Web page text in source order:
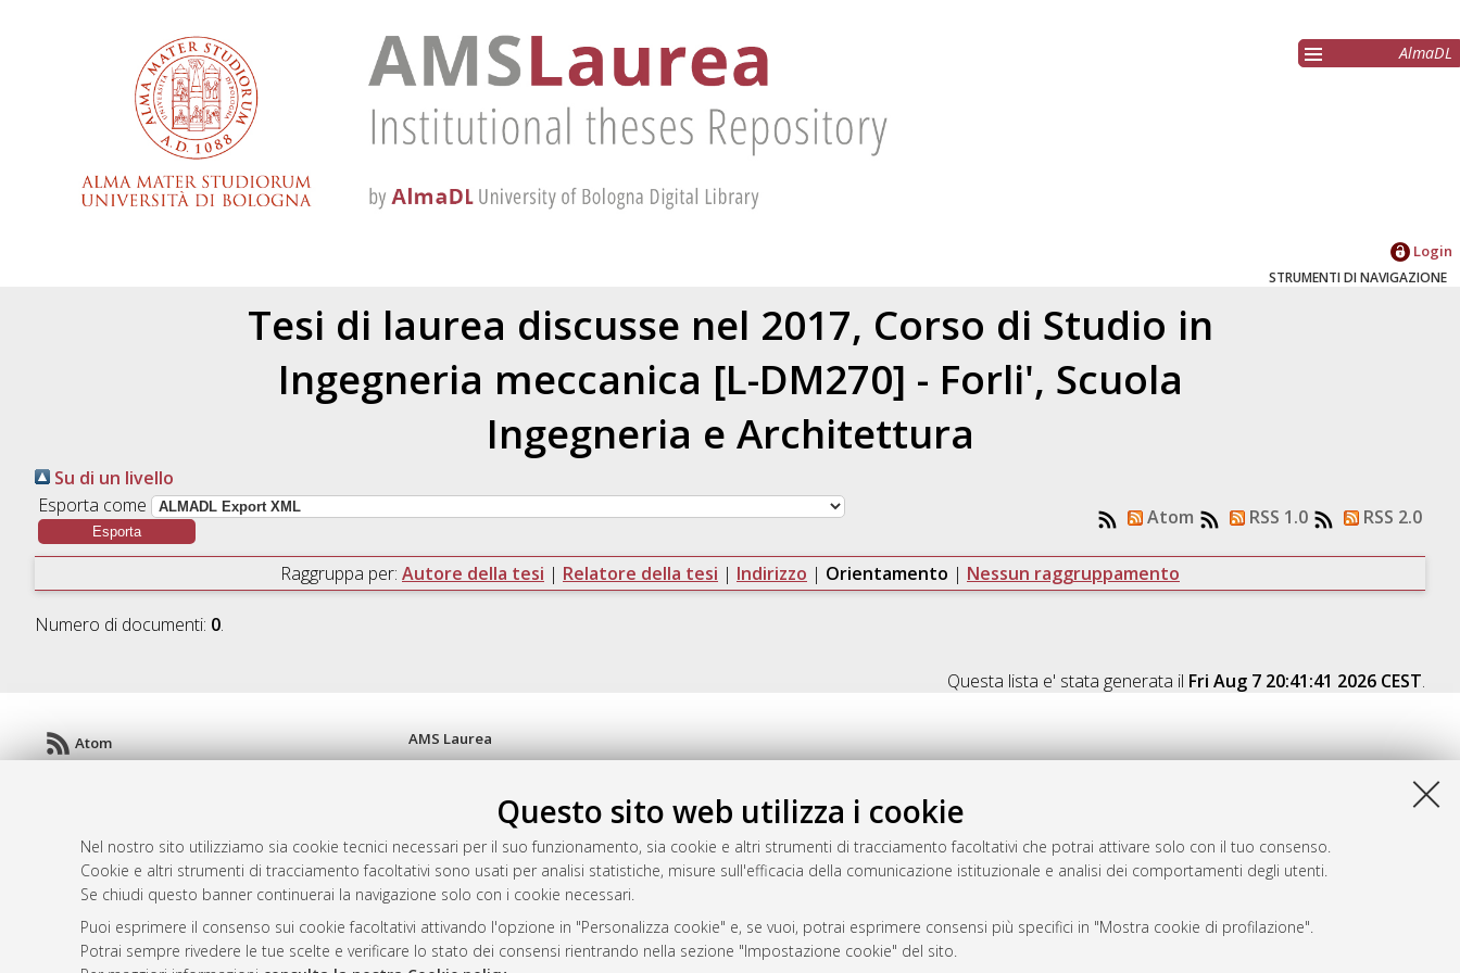
Questo sito web utilizza i cookie
Nel nostro sito utilizziamo sia cookie tecnici necessari per il suo funzionamento, sia cookie e altri strumenti di tracciamento facoltativi che potrai attivare solo con il tuo consenso.
Cookie e altri strumenti di tracciamento facoltativi sono usati per analisi statistiche, misure sull'efficacia della comunicazione istituzionale e analisi dei comportamenti degli utenti.
Se chiudi questo banner continuerai la navigazione solo con i cookie necessari.
Puoi esprimere il consenso sui cookie facoltativi attivando l'opzione in "Personalizza cookie" e, se vuoi, potrai esprimere consensi più specifici in "Mostra cookie di profilazione".
Potrai sempre rivedere le tue scelte e verificare lo stato dei consensi rientrando nella sezione "Impostazione cookie" del sito.
AlmaDL
Login
STRUMENTI DI NAVIGAZIONE
Tesi di laurea discusse nel 2017, Corso di Studio in
Ingegneria meccanica [L-DM270] - Forli', Scuola
Ingegneria e Architettura
Su di un livello
Esporta come
Atom RSS 1.0 RSS 2.0
Raggruppa per: Autore della tesi | Relatore della tesi | Indirizzo | Orientamento | Nessun raggruppamento
Numero di documenti: 0.
Questa lista e' stata generata il Fri Aug 7 20:41:41 2026 CEST.
Atom
AMS Laurea
Servizio implementato e gestito daAlmaDL
Informativa sulla privacy
Condizioni d’uso del sito
© ALMA MATER STUDIORUM - Università di Bologna, 2007-2026.